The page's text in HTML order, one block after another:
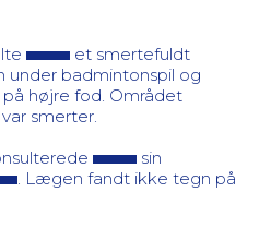
et smertefuldt
badmintonspil og
højre fod. Området
smerter.
sin
. Lægen fandt ikke tegn på